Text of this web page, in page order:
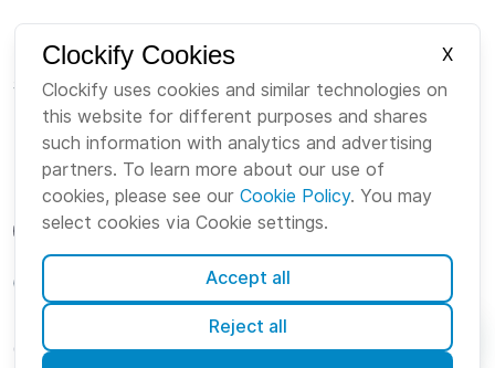
Plataforma
Suite
Pacote
Marketplace
Sobre Nós
Carreiras
Marca
CookiesTermosPrivacidadeSegurançaMapa do site
Clockify Cookies
X
Clockify uses cookies and similar technologies on
this website for different purposes and shares
such information with analytics and advertising
partners. To learn more about our use of
cookies, please see our Cookie Policy. You may
select cookies via Cookie settings.
Accept all
Reject all